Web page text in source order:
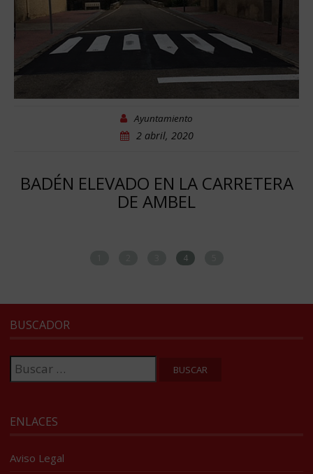
Ayuntamiento
2 abril, 2020
BADÉN ELEVADO EN LA CARRETERA
DE AMBEL
4
BUSCADOR
Buscar:
ENLACES
Aviso Legal